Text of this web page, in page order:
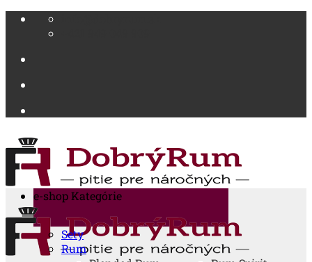
Skip
e-shopKategórie
Sety
Rum